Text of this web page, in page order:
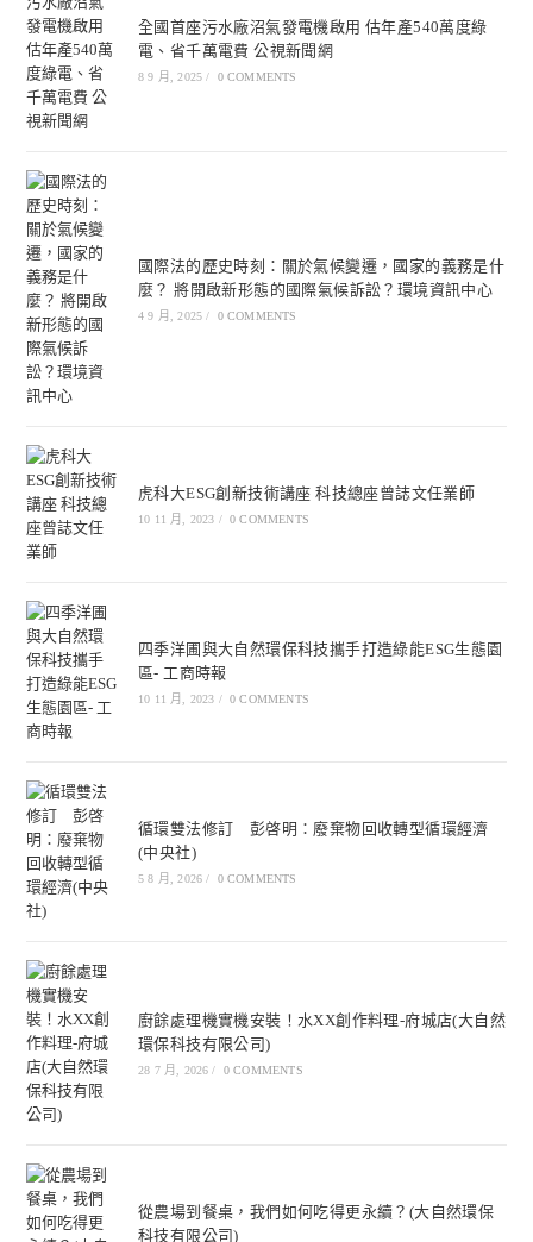
全國首座污水廠沼氣發電機啟用 估年產540萬度綠
電、省千萬電費 公視新聞網
8 9 月, 2025 / 0 COMMENTS
國際法的歷史時刻：關於氣候變遷，國家的義務是什
麼？ 將開啟新形態的國際氣候訴訟？環境資訊中心
4 9 月, 2025 / 0 COMMENTS
虎科大ESG創新技術講座 科技總座曾誌文任業師
10 11 月, 2023 / 0 COMMENTS
四季洋圃與大自然環保科技攜手打造綠能ESG生態園
區- 工商時報
10 11 月, 2023 / 0 COMMENTS
循環雙法修訂 彭啓明：廢棄物回收轉型循環經濟
(中央社)
5 8 月, 2026 / 0 COMMENTS
廚餘處理機實機安裝！水XX創作料理-府城店(大自然
環保科技有限公司)
28 7 月, 2026 / 0 COMMENTS
從農場到餐桌，我們如何吃得更永續？(大自然環保
科技有限公司)